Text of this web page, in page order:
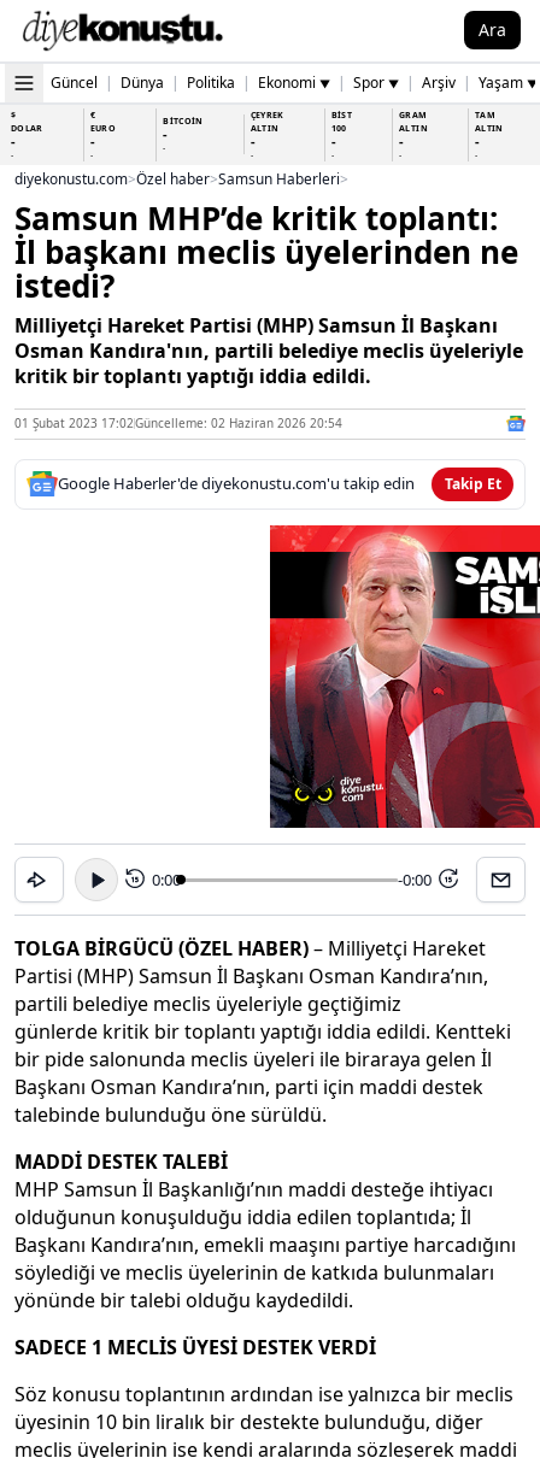
Ara
Güncel | Dünya | Politika | Ekonomi ▼ | Spor ▼ | Arşiv | Yaşam ▼
$
DOLAR
-
-
€
EURO
-
-
BİTCOİN
-
-
ÇEYREK
ALTIN
-
-
BİST
100
-
-
GRAM
ALTIN
-
-
TAM
ALTIN
-
-
diyekonustu.com>Özel haber>Samsun Haberleri>
Samsun MHP’de kritik toplantı:
İl başkanı meclis üyelerinden ne
istedi?
Milliyetçi Hareket Partisi (MHP) Samsun İl Başkanı
Osman Kandıra'nın, partili belediye meclis üyeleriyle
kritik bir toplantı yaptığı iddia edildi.
01 Şubat 2023 17:02Güncelleme: 02 Haziran 2026 20:54
Google Haberler'de diyekonustu.com'u takip edin Takip Et
15 0:00 -0:00 15
TOLGA BİRGÜCÜ (ÖZEL HABER)– Milliyetçi Hareket
Partisi (MHP) Samsun İl Başkanı Osman Kandıra’nın,
partili belediye meclis üyeleriyle geçtiğimiz
günlerde kritik bir toplantı yaptığı iddia edildi. Kentteki
bir pide salonunda meclis üyeleri ile biraraya gelen İl
Başkanı Osman Kandıra’nın, parti için maddi destek
talebinde bulunduğu öne sürüldü.
MADDİ DESTEK TALEBİ
MHP Samsun İl Başkanlığı’nın maddi desteğe ihtiyacı
olduğunun konuşulduğu iddia edilen toplantıda; İl
Başkanı Kandıra’nın, emekli maaşını partiye harcadığını
söylediği ve meclis üyelerinin de katkıda bulunmaları
yönünde bir talebi olduğu kaydedildi.
SADECE 1 MECLİS ÜYESİ DESTEK VERDİ
Söz konusu toplantının ardından ise yalnızca bir meclis
üyesinin 10 bin liralık bir destekte bulunduğu, diğer
meclis üyelerinin ise kendi aralarında sözleşerek maddi